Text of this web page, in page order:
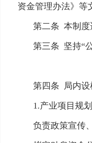
资金管理办法》等
第二条 本制度
第三条 坚持“
第四条 局内
1.产业项目规
负责政策宣传